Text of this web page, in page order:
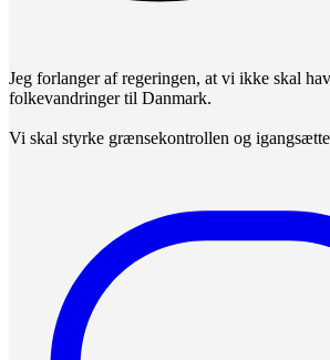
Jeg forlanger af regeringen, at vi ikke skal
folkevandringer til Danmark.
Vi skal styrke grænsekontrollen og igangsætte